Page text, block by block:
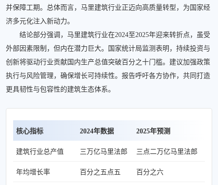
并保障工期。总体而言，马里建筑行业正迈向高质量转型，为国家经
济多元化注入新动力。
结论部分强调，马里建筑行业在2024至2025年迎来转折点，虽受
外部因素限制，但内在潜力巨大。国家统计局监测表明，持续投资与
创新将驱动行业贡献国内生产总值突破百分之十门槛。建议加强政策
执行与风险管理，确保增长可持续性。报告呼吁各方协作，共同打造
更具韧性与包容性的建筑生态体系。
核心指标 2024年数据 2025年预测
建筑行业总产值 三万亿马里法郎 三点二万亿马里法郎
年均增长率 百分之五点五 百分之六